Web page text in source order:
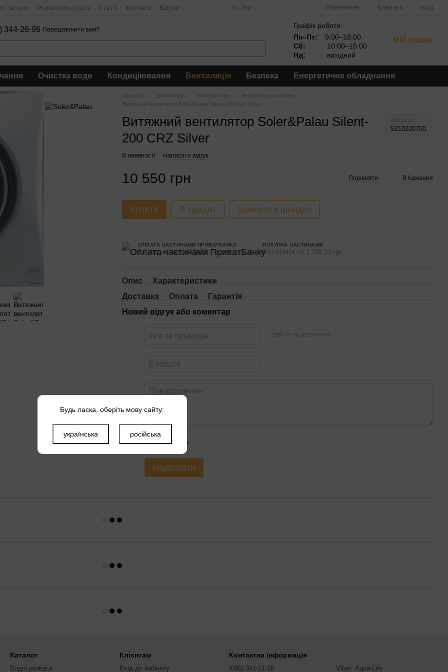
ціни Розрахунок об'єкта Статті Контакти Відгуки Укр Порівняння Бажання Вхід
344-26-96 Передзвонити вам?
Графік роботи:
Пн–Пт:
9:00–18:00
Сб:
10:00–15:00
Нд:
вихідний
Мій кошик
Очистка води Кондиціювання Вентиляція Безпека Енергетичне обладнання
Aqua-Life Вентиляція Вентилятори
Вентилятори витяжні
Витяжний вентилятор Soler&Palau Silent-200 CRZ Silver
Витяжний вентилятор Soler&Palau Silent-
200 CRZ Silver
5210320700
В наявності Написати відгук
10 550 грн Порівняти В бажання
Купити В кредит Замовити швидко
ОПЛАТА ЧАСТИНАМИ ПРИВАТБАНКУ
6 платежів по 1 758.33 грн
ПОКУПКА ЧАСТИНАМИ
6 платежів по 1 758.33 грн
Опис
Характеристики
Доставка
Оплата
Гарантія
Новий відгук або коментар
Увійти за допомогою
Оцініть товар
Надіслати
Каталог
Водні розваги
Клієнтам
Вхід до кабінету
Контактна інформація
(066) 341-11-16 Viber: Aqua-Life
Будь ласка, оберіть мову сайту:
українська російська